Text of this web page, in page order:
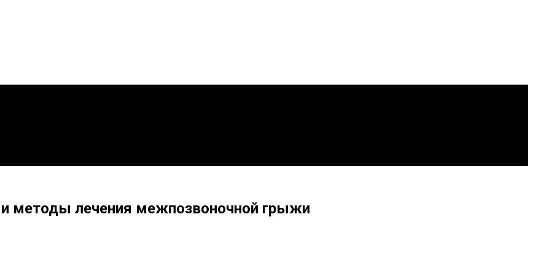
методы лечения межпозвоночной грыжи